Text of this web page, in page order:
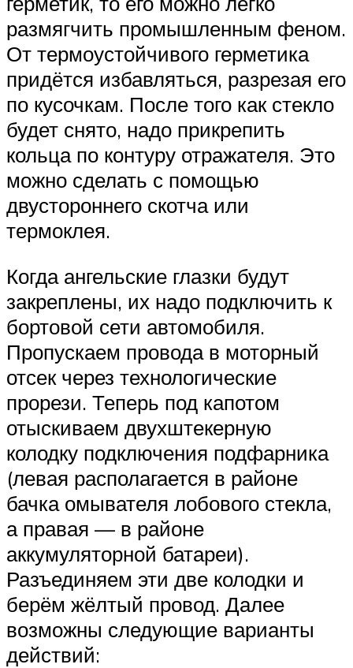
размягчить промышленным феном.
От термоустойчивого герметика
придётся избавляться, разрезая его
по кусочкам. После того как стекло
будет снято, надо прикрепить
кольца по контуру отражателя. Это
можно сделать с помощью
двустороннего скотча или
термоклея.
Когда ангельские глазки будут
закреплены, их надо подключить к
бортовой сети автомобиля.
Пропускаем провода в моторный
отсек через технологические
прорези. Теперь под капотом
отыскиваем двухштекерную
колодку подключения подфарника
(левая располагается в районе
бачка омывателя лобового стекла,
а правая — в районе
аккумуляторной батареи).
Разъединяем эти две колодки и
берём жёлтый провод. Далее
возможны следующие варианты
действий: